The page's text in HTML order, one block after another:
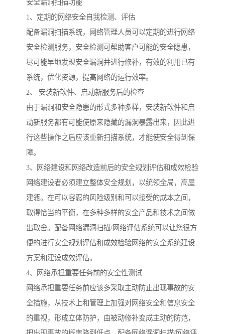
安全漏洞扫描功能
1、定期的网络安全自我检测、评估
配备漏洞扫描系统，网络管理人员可以定期的进行网络
安全检测服务，安全检测可帮助客户可能的安全隐患，
尽可能早地发现安全漏洞并进行修补，有效的利用已有
系统，优化资源，提高网络的运行效率。
2、 安装新软件、启动新服务后的检查
由于漏洞和安全隐患的形式多种多样，安装新软件和启
动新服务都有可能使原来隐藏的漏洞暴露出来，因此进
行这些操作之后应该重新扫描系统，才能使安全得到保
障。
3、网络建设和网络改造前后的安全规划评估和成效检验
网络建设者必须建立整体安全规划，以统领全局，高屋
建瓴。在可以容忍的风险级别和可以接受的成本之间，
取得恰当的平衡，在多种多样的安全产品和技术之间做
出取舍。配备网络漏洞扫描/网络评估系统可以让您很方
便的进行安全规划评估和成效检验网络的安全系统建设
方案和建设成效评估。
4、网络承担重要任务前的安全性测试
网络承担重要任务前应该多采取主动防止出现事故的安
全措施，从技术上和管理上加强对网络安全和信息安全
的重视，形成立体防护，由被动修补变成主动的防范，